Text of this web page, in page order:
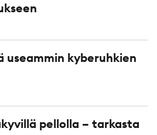
kyberuhkien
pellolla – tarkasta